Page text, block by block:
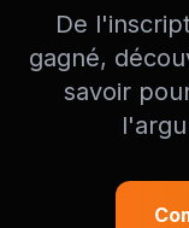
De
gagné,
savoir